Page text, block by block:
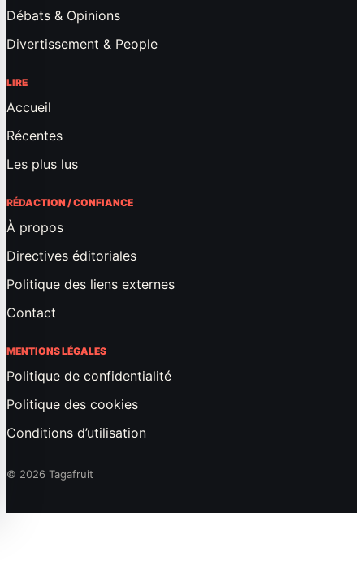
Débats & Opinions
Divertissement & People
LIRE
Accueil
Récentes
Les plus lus
RÉDACTION / CONFIANCE
À propos
Directives éditoriales
Politique des liens externes
Contact
MENTIONS LÉGALES
Politique de confidentialité
Politique des cookies
Conditions d’utilisation
© 2026 Tagafruit